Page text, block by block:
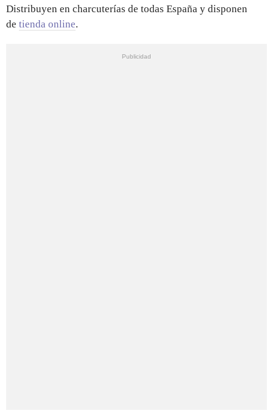
Distribuyen en charcuterías de todas España y disponen
de tienda online.